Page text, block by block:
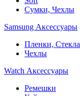
Сумки, Чехлы
Samsung Аксессуары
Пленки, Стекла
Чехлы
Watch Аксессуары
Ремешки